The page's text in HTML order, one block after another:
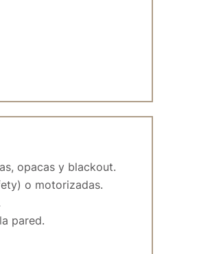
opacas y blackout.
o motorizadas.
pared.